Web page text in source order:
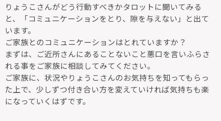
りょうこさんがどう行動すべきかタロットに聞いてみる
と、「コミュニケーションをとり、隙を与えない」と出て
います。
ご家族とのコミュニケーションはとれていますか？
まずは、ご近所さんにあることないこと悪口を言いふらさ
れる事をご家族に相談してみてください。
ご家族に、状況やりょうこさんのお気持ちを知ってもらっ
た上で、少しずつ付き合い方を変えていければ気持ちも楽
になっていくはずです。